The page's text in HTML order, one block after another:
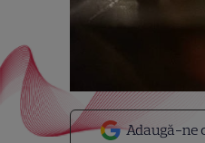
Adaugă-ne